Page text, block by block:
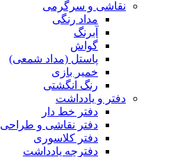
نقاشی و سرگرمی
مداد رنگی
آبرنگ
گواش
پاستل (مداد شمعی)
خمیر بازی
رنگ انگشتی
دفتر و یادداشت
دفتر خط دار
دفتر نقاشی و طراحی
دفتر کلاسوری
دفترچه یادداشت